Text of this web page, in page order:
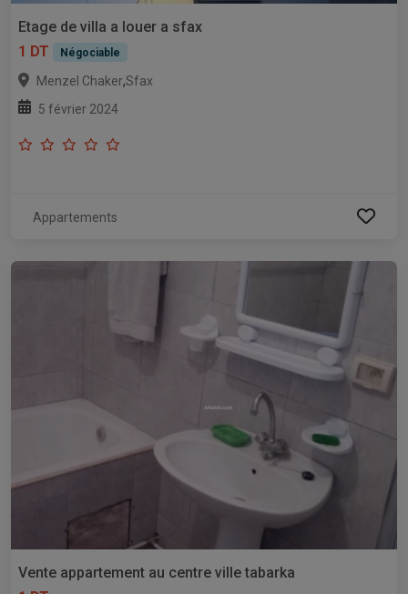
Etage de villa a louer a sfax
1 DT
Négociable
Menzel Chaker,Sfax
5 février 2024
Appartements
Vente appartement au centre ville tabarka